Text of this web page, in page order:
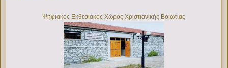
Ψηφιακός Εκθεσιακός Χώρος Χριστιανικής Βοιωτίας